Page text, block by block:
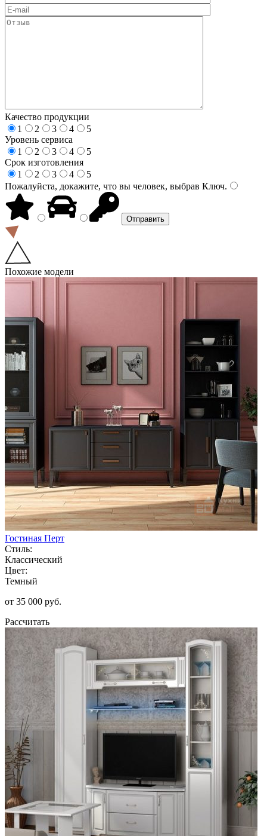
Качество продукции
1
2 3 4
5
Уровень сервиса
1
2 3 4
5
Срок изготовления
1
2 3 4
5
Пожалуйста, докажите, что вы человек, выбрав Ключ.
Похожие модели
Гостиная Перт
Стиль:
Классический
Цвет:
Темный
от 35 000 руб.
Рассчитать